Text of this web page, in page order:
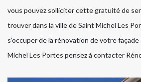
vous pouvez solliciter cette gratuité de
trouver dans la ville de Saint Michel Les
s’occuper de la rénovation de votre façade
Michel Les Portes pensez à contacter